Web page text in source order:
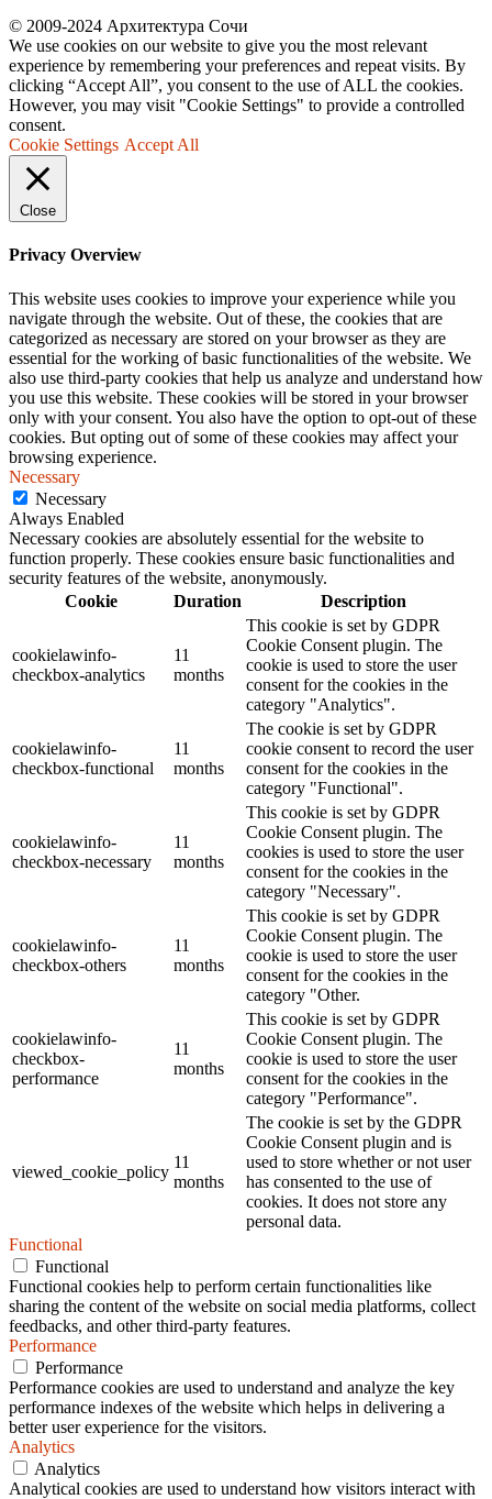
© 2009-2024 Архитектура Сочи
We use cookies on our website to give you the most relevant
experience by remembering your preferences and repeat visits. By
clicking “Accept All”, you consent to the use of ALL the cookies.
However, you may visit "Cookie Settings" to provide a controlled
consent.
Cookie Settings Accept All
Close
Privacy Overview
This website uses cookies to improve your experience while you
navigate through the website. Out of these, the cookies that are
categorized as necessary are stored on your browser as they are
essential for the working of basic functionalities of the website. We
also use third-party cookies that help us analyze and understand how
you use this website. These cookies will be stored in your browser
only with your consent. You also have the option to opt-out of these
cookies. But opting out of some of these cookies may affect your
browsing experience.
Necessary
Necessary
Always Enabled
Necessary cookies are absolutely essential for the website to
function properly. These cookies ensure basic functionalities and
security features of the website, anonymously.
Cookie
Duration Description
cookielawinfo-
checkbox-analytics
11
months
This cookie is set by GDPR
Cookie Consent plugin. The
cookie is used to store the user
consent for the cookies in the
category "Analytics".
cookielawinfo-
checkbox-functional
11
months
The cookie is set by GDPR
cookie consent to record the user
consent for the cookies in the
category "Functional".
cookielawinfo-
checkbox-necessary
11
months
This cookie is set by GDPR
Cookie Consent plugin. The
cookies is used to store the user
consent for the cookies in the
category "Necessary".
cookielawinfo-
checkbox-others
11
months
This cookie is set by GDPR
Cookie Consent plugin. The
cookie is used to store the user
consent for the cookies in the
category "Other.
cookielawinfo-
checkbox-
performance
11
months
This cookie is set by GDPR
Cookie Consent plugin. The
cookie is used to store the user
consent for the cookies in the
category "Performance".
viewed_cookie_policy
11
months
The cookie is set by the GDPR
Cookie Consent plugin and is
used to store whether or not user
has consented to the use of
cookies. It does not store any
personal data.
Functional
Functional
Functional cookies help to perform certain functionalities like
sharing the content of the website on social media platforms, collect
feedbacks, and other third-party features.
Performance
Performance
Performance cookies are used to understand and analyze the key
performance indexes of the website which helps in delivering a
better user experience for the visitors.
Analytics
Analytics
Analytical cookies are used to understand how visitors interact with